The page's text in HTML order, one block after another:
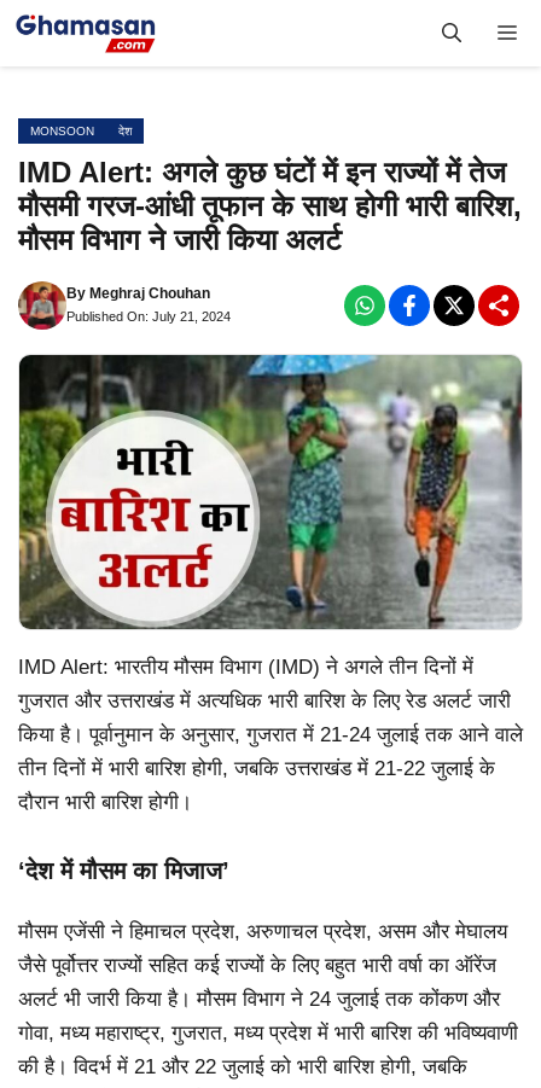
Skip
MONSOON देश
IMD Alert: अगले कुछ घंटों में इन राज्यों में तेज
मौसमी गरज-आंधी तूफान के साथ होगी भारी बारिश,
मौसम विभाग ने जारी किया अलर्ट
By Meghraj Chouhan
Published On: July 21, 2024
IMD Alert: भारतीय मौसम विभाग (IMD) ने अगले तीन दिनों में
गुजरात और उत्तराखंड में अत्यधिक भारी बारिश के लिए रेड अलर्ट जारी
किया है। पूर्वानुमान के अनुसार, गुजरात में 21-24 जुलाई तक आने वाले
तीन दिनों में भारी बारिश होगी, जबकि उत्तराखंड में 21-22 जुलाई के
दौरान भारी बारिश होगी।
‘देश में मौसम का मिजाज’
मौसम एजेंसी ने हिमाचल प्रदेश, अरुणाचल प्रदेश, असम और मेघालय
जैसे पूर्वोत्तर राज्यों सहित कई राज्यों के लिए बहुत भारी वर्षा का ऑरेंज
अलर्ट भी जारी किया है। मौसम विभाग ने 24 जुलाई तक कोंकण और
गोवा, मध्य महाराष्ट्र, गुजरात, मध्य प्रदेश में भारी बारिश की भविष्यवाणी
की है। विदर्भ में 21 और 22 जुलाई को भारी बारिश होगी, जबकि